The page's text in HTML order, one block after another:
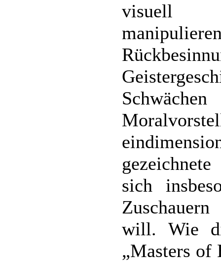
visuell
sich
will. Wie
„Masters of